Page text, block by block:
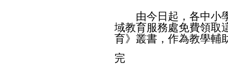
由今日起，各中小學
域教育服務處免費領取
育》叢書，作為教學輔
完